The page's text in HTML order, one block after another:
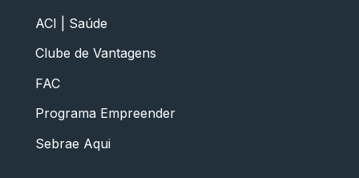
ACI | Saúde
Clube de Vantagens
FAC
Programa Empreender
Sebrae Aqui